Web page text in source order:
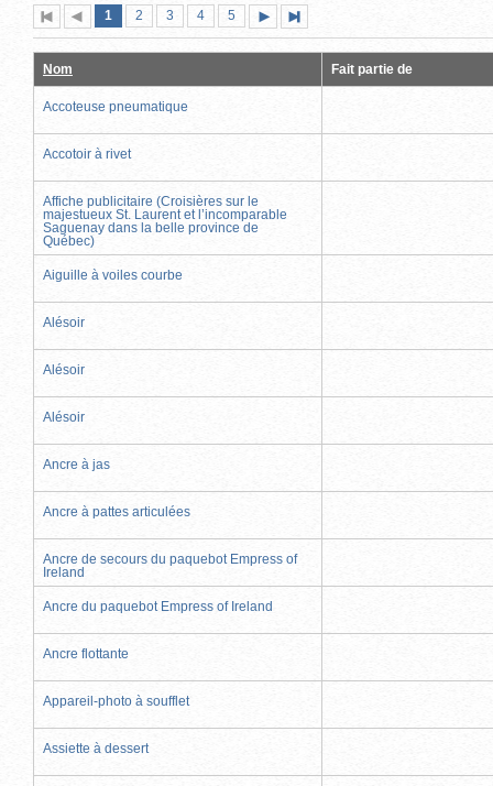
Première
page
Page
précédente
Page
1 (page
actuelle)
Page
2 Page
3 Page
4 Page
5
suivante
page
Nom Fait partie de
Accoteuse pneumatique
Accotoir à rivet
Affiche publicitaire (Croisières sur le
majestueux St. Laurent et l’incomparable
Saguenay dans la belle province de
Québec)
Aiguille à voiles courbe
Alésoir
Alésoir
Alésoir
Ancre à jas
Ancre à pattes articulées
Ancre de secours du paquebot Empress of
Ireland
Ancre du paquebot Empress of Ireland
Ancre flottante
Appareil-photo à soufflet
Assiette à dessert